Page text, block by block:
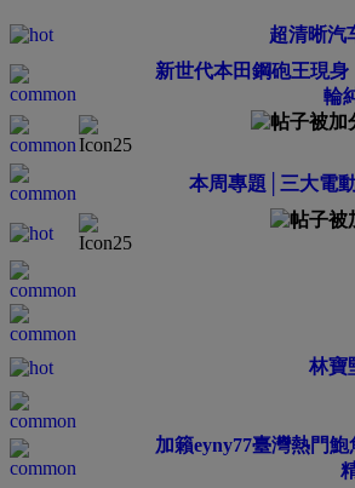
超清晰汽
新世代本田鋼砲王現
輪
本周專題│三大電
林寶
加籟eyny77臺灣熱門